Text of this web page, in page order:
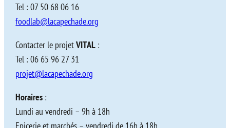
Tel : 07 50 68 06 16
foodlab@lacapechade.org
Contacter le projetVITAL :
Tel : 06 65 96 27 31
projet@lacapechade.org
Horaires :
Lundi au vendredi – 9h à 18h
Epicerie et marchés – vendredi de 16h à 18h